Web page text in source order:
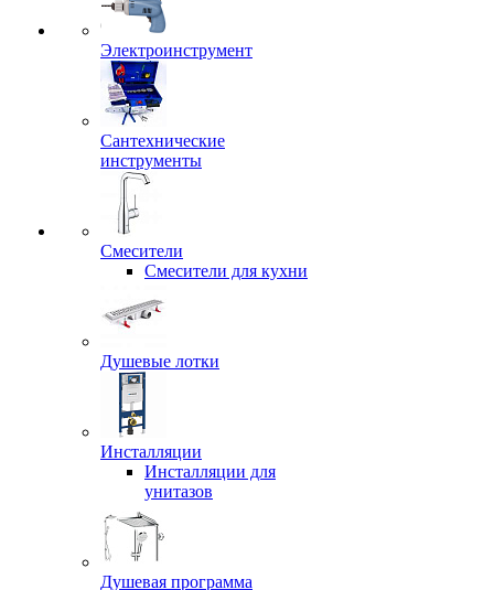
Электроинструмент
Сантехнические
инструменты
Смесители
Смесители для кухни
Душевые лотки
Инсталляции
Инсталляции для
унитазов
Душевая программа